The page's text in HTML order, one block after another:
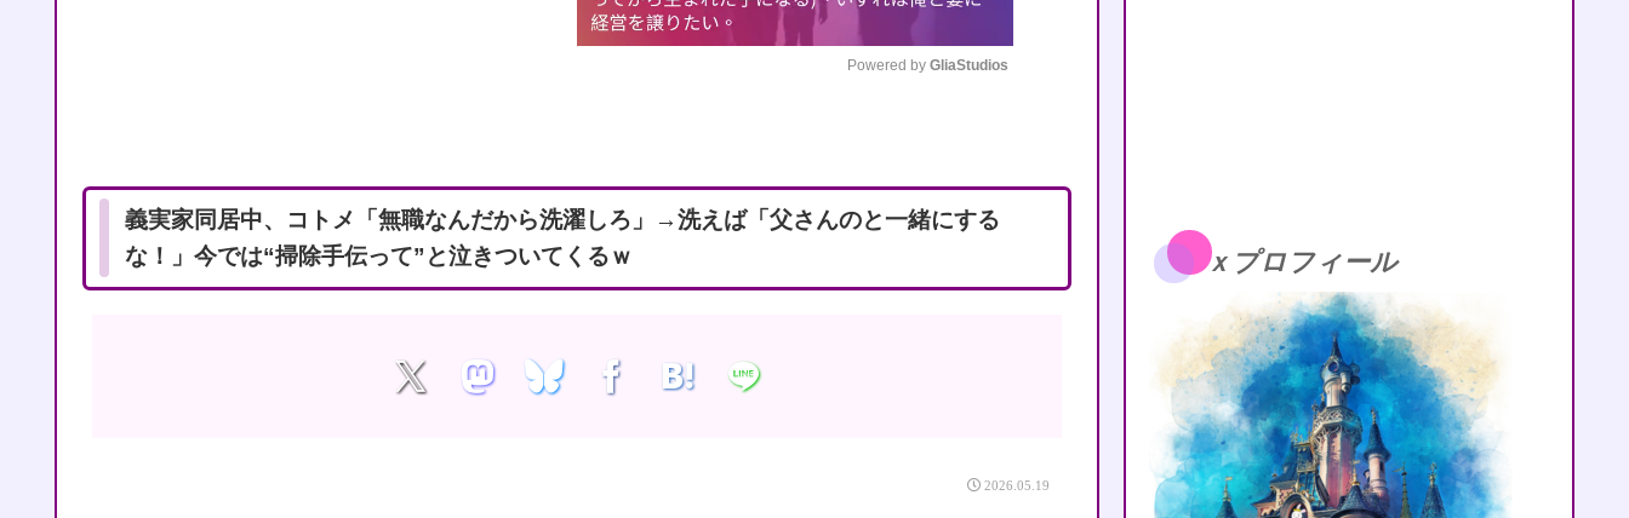
e
Powered by GliaStudios
義実家同居中、コトメ「無職なんだから洗濯しろ」→洗えば「父さんのと一緒にする
な！」今では“掃除手伝って”と泣きついてくるｗ
2026.05.19
ｘプロフィール